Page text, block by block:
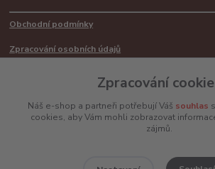
Obchodní podmínky
Zpracování osobních údajů
Mimosoudní řešení sporů ADR
Zpracování
Náš e-shop a partneři potřebují Váš souhlas
cookies, aby Vám mohli zobrazovat
zájmů.